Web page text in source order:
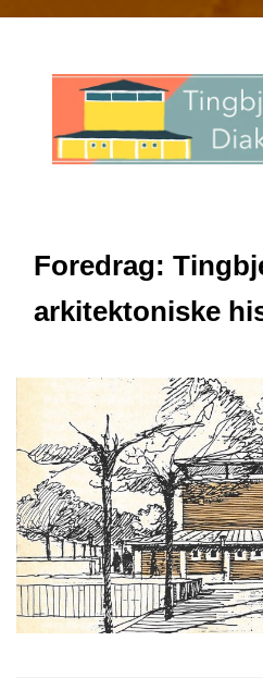
Foredrag:
arkitektoniske